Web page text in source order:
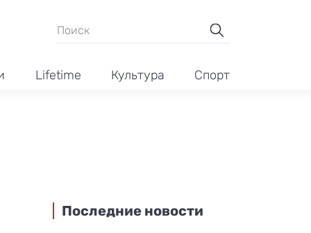
Lifetime Культура Спорт
Последние новости